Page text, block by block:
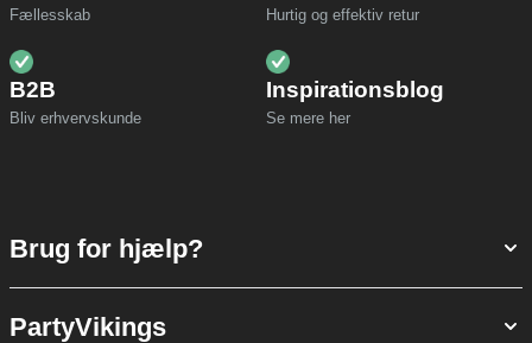
Fællesskab Hurtig og effektiv retur
B2B
Bliv erhvervskunde
Inspirationsblog
Se mere her
Brug for hjælp?
PartyVikings